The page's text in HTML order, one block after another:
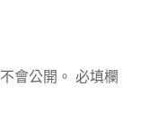
會公開。 必填欄